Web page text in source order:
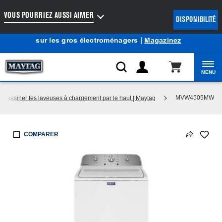
: Profitez de prix de liquidation
sur les gros électroménagers | Magazinez
MENU
les laveuses à chargement par le haut | Maytag MVW4505MW
VOUS POURRIEZ AUSSI AIMER
DISPONIBILITÉ
COMPARER